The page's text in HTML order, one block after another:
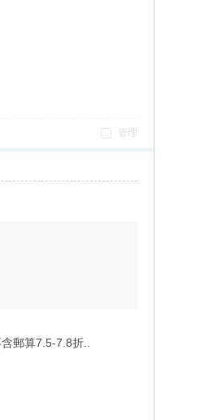
管理
郵算7.5-7.8折..